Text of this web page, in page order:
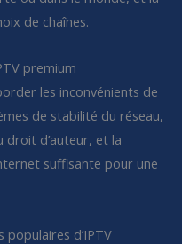
de chaînes.
premium
les inconvénients de
de stabilité du réseau,
droit d’auteur, et la
suffisante pour une
populaires d’IPTV